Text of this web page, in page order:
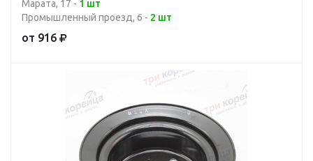
Марата, 17 - 1 шт
Промышленный проезд, 6 - 2 шт
от 916